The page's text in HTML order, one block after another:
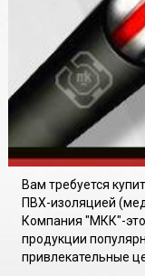
Вам требуется
ПВХ-изоляцией
Компания "МКК"-
продукции
привлекательные